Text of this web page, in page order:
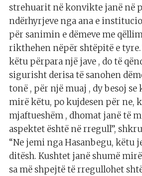
strehuarit në konvikte janë në
ndërhyrjeve nga ana e
për sanimin e dëmeve me
rikthehen nëpër shtëpitë e tyre.
këtu përpara një jave , do të
sigurisht derisa të sanohen
tonë , për një muaj , dy besoj se
mirë këtu, po kujdesen për ne,
mjaftueshëm , dhomat janë të
aspektet është në rregull”,
“Ne jemi nga Hasanbegu, këtu
ditësh. Kushtet janë shumë
sa më shpejtë të rregullohet